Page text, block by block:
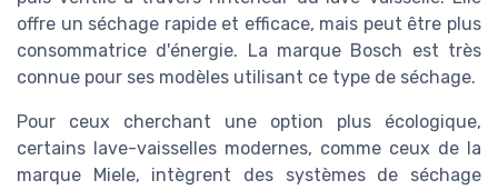
offre un séchage rapide et efficace, mais peut être plus
consommatrice d'énergie. La marque Bosch est très
connue pour ses modèles utilisant ce type de séchage.
Pour ceux cherchant une option plus écologique,
certains lave-vaisselles modernes, comme ceux de la
marque Miele, intègrent des systèmes de séchage